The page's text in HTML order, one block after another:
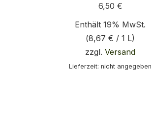
6,50 €
Enthält 19% MwSt.
(8,67 € / 1 L)
zzgl. Versand
Lieferzeit: nicht angegeben